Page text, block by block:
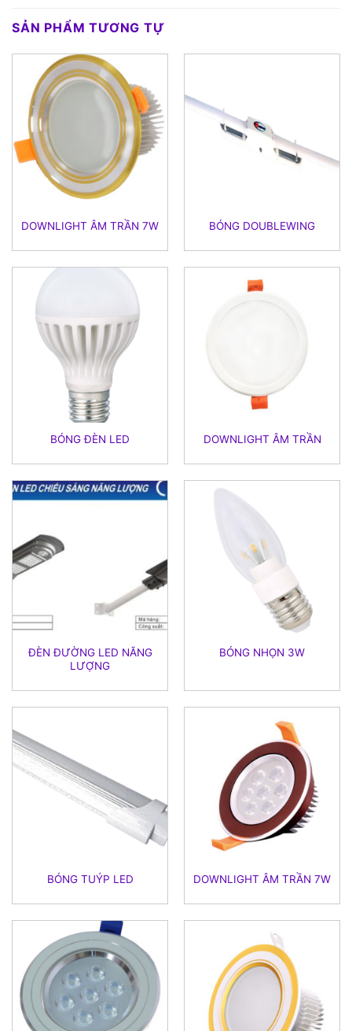
SẢN PHẨM TƯƠNG TỰ
DOWNLIGHT ÂM TRẦN 7W BÓNG DOUBLEWING
BÓNG ĐÈN LED DOWNLIGHT ÂM TRẦN
ĐÈN ĐƯỜNG LED NĂNG
LƯỢNG
BÓNG NHỌN 3W
BÓNG TUÝP LED DOWNLIGHT ÂM TRẦN 7W